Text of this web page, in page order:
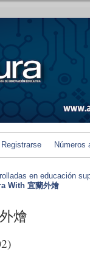
Registrarse Números
en educación
With 宜蘭外燴
燴